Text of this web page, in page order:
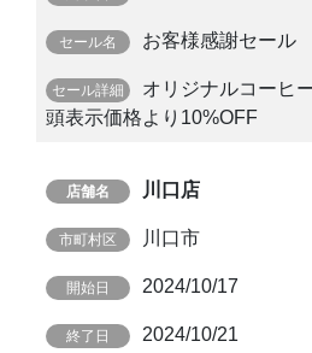
お客様感謝セール
オリジナルコーヒ
頭表示価格より10%OFF
川口店
川口市
2024/10/17
2024/10/21